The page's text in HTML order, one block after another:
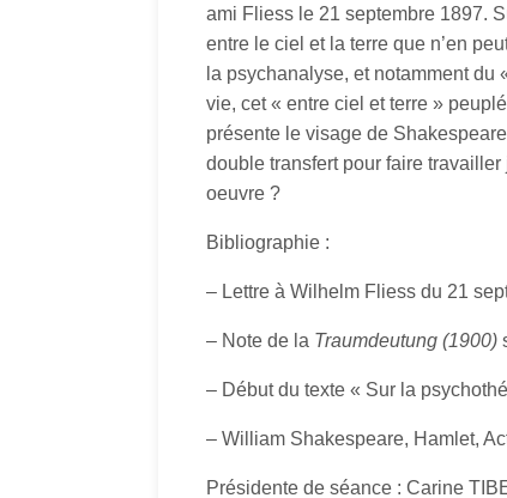
ami Fliess le 21 septembre 1897.
entre le ciel et la terre que n’en
la psychanalyse, et notamment du
vie, cet « entre ciel et terre »
présente le visage de
double transfert pour faire
oeuvre ?
Bibliographie :
– Lettre à Wilhelm Fliess du 21
– Note de la Traumdeutung (1900)
– Début du texte « Sur la
– William Shakespeare, Hamlet,
Présidente de séance : Carine